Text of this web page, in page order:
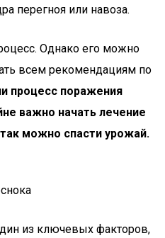
перегноя или навоза.
Однако его можно
всем рекомендациям по
процесс поражения
важно начать лечение
можно спасти урожай.
из ключевых факторов,